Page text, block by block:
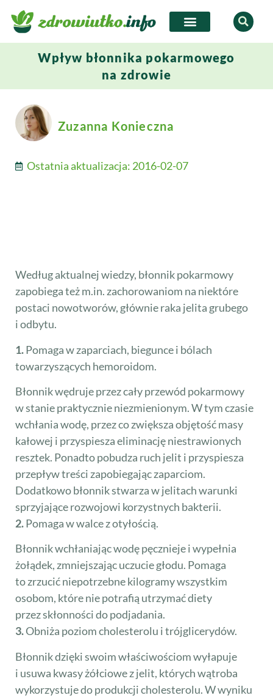
Wpływ błonnika pokarmowego
na zdrowie
Zuzanna Konieczna
Ostatnia aktualizacja: 2016-02-07
Według aktualnej wiedzy, błonnik pokarmowy
zapobiega też m.in. zachorowaniom na niektóre
postaci nowotworów, głównie raka jelita grubego
i odbytu.
1.Pomaga w zaparciach, biegunce i bólach
towarzyszących hemoroidom.
Błonnik wędruje przez cały przewód pokarmowy
w stanie praktycznie niezmienionym. W tym czasie
wchłania wodę, przez co zwiększa objętość masy
kałowej i przyspiesza eliminację niestrawionych
resztek. Ponadto pobudza ruch jelit i przyspiesza
przepływ treści zapobiegając zaparciom.
Dodatkowo błonnik stwarza w jelitach warunki
sprzyjające rozwojowi korzystnych bakterii.
2.Pomaga w walce z otyłością.
Błonnik wchłaniając wodę pęcznieje i wypełnia
żołądek, zmniejszając uczucie głodu. Pomaga
to zrzucić niepotrzebne kilogramy wszystkim
osobom, które nie potrafią utrzymać diety
przez skłonności do podjadania.
3.Obniża poziom cholesterolu i trójglicerydów.
Błonnik dzięki swoim właściwościom wyłapuje
i usuwa kwasy żółciowe z jelit, których wątroba
wykorzystuje do produkcji cholesterolu. W wyniku